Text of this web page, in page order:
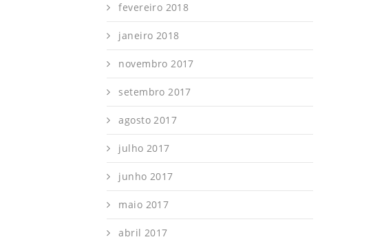
fevereiro 2018
janeiro 2018
novembro 2017
setembro 2017
agosto 2017
julho 2017
junho 2017
maio 2017
abril 2017